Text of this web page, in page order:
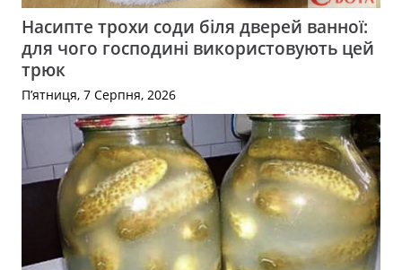
Насипте трохи соди біля дверей ванної:
для чого господині використовують цей
трюк
П’ятниця, 7 Серпня, 2026